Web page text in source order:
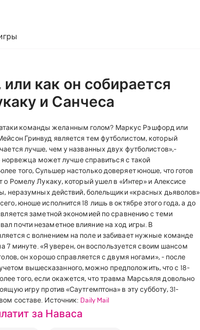
как он собирается
и Санчеса
команды желанным голом? Маркус Рэшфорд или
Гринвуд является тем футболистом, который
лучше, чем у названных двух футболистов»,-
может лучше справиться с такой
того, Сульшер настолько доверяет юноше, что готов
о Ромелу Лукаку, который ушел в «Интер» и Алексисе
неразумных действий, болельщики «красных дьяволов»
юноше исполнится 18 лишь в октябре этого года, а до
заметной экономией по сравнению с теми
почти незаметное влияние на ход игры. В
с волнением на поле и забивает нужные команде
7 минуте. «Я уверен, он воспользуется своим шансом
он хорошо справляется с двумя ногами», - после
вышесказанного, можно предположить, что с 18-
того, если окажется, что травма Марсьяля довольно
игру против «Саутгемптона» в эту субботу, 31-
составе. Источник: Daily Mail
за Наваса